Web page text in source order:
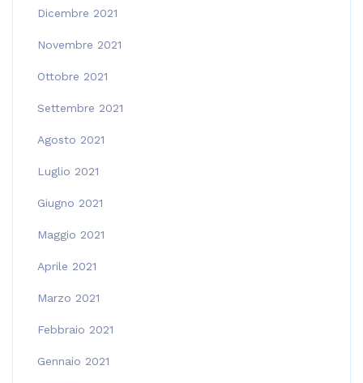
Dicembre 2021
Novembre 2021
Ottobre 2021
Settembre 2021
Agosto 2021
Luglio 2021
Giugno 2021
Maggio 2021
Aprile 2021
Marzo 2021
Febbraio 2021
Gennaio 2021